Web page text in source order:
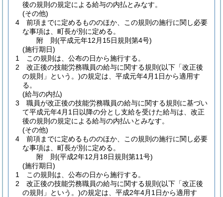
後の規則の規定による給与の内払とみなす。
(その他)
4
前項までに定めるもののほか、この規則の施行に関し必要
な事項は、町長が別に定める。
附 則(平成元年12月15日規則第4号)
(施行期日)
1
この規則は、公布の日から施行する。
2
改正後の技能労務職員の給与に関する規則 (以下「改正後
の規則」という。)の規定は、平成元年4月1日から適用す
る。
(給与の内払)
3
職員が改正後の技能労務職員の給与に関する規則に基づい
て平成元年4月1日以降の分とし支給を受けた給与は、改正
後の規則の規定による給与の内払いとみなす。
(その他)
4
前項までに定めるもののほか、この規則の施行に関し必要
な事項は、町長が別に定める。
附 則(平成2年12月18日規則第11号)
(施行期日)
1
この規則は、公布の日から施行する。
2
改正後の技能労務職員の給与に関する規則 (以下「改正後
の規則」という。)の規定は、平成2年4月1日から適用す